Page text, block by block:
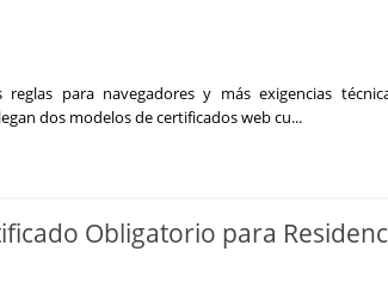
reglas para navegadores y más exigencias
dos modelos de certificados web cu...
Obligatorio para